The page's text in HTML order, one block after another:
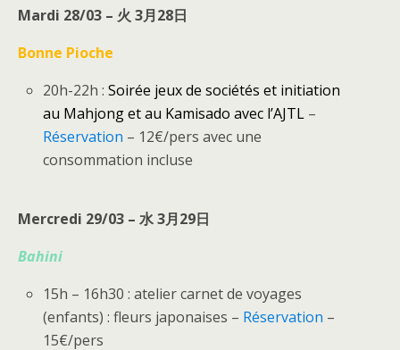
Mardi 28/03 – 火 3月28日
Bonne Pioche
20h-22h :Soirée jeux de sociétés et initiation
au Mahjong et au Kamisado avec l’AJTL –
Réservation – 12€/pers avec une
consommation incluse
Mercredi 29/03 – 水 3月29日
Bahini
15h – 16h30 : atelier carnet de voyages
(enfants) : fleurs japonaises – Réservation –
15€/pers